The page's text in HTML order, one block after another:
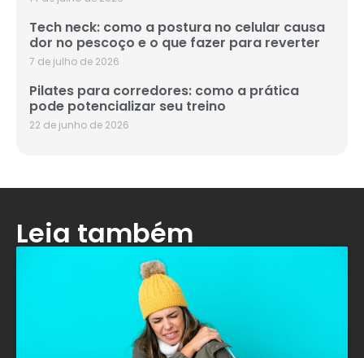
Tech neck: como a postura no celular causa
dor no pescoço e o que fazer para reverter
7 de julho de 2026
Pilates para corredores: como a prática
pode potencializar seu treino
22 de junho de 2026
Leia também